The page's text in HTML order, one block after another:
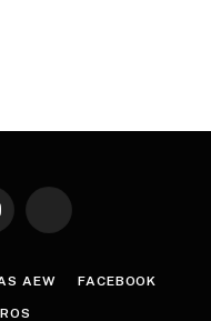
TikTok
AEW FACEBOOK